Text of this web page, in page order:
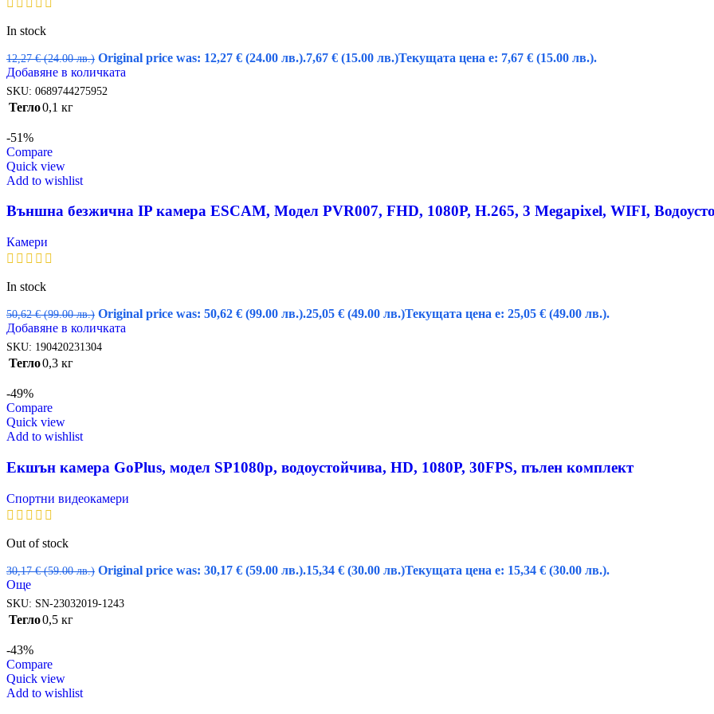
In stock
12,27€ (24.00 лв.) Original price was: 12,27 € (24.00 лв.).7,67 € (15.00 лв.)Текущата цена е: 7,67 € (15.00 лв.).
Добавяне в количката
SKU: 0689744275952
Тегло0,1 кг
-51%
Compare
Quick view
Add to wishlist
Външна безжична IP камера ESCAM, Модел PVR007, FHD, 1080P, H.265, 3 Megapixel, WIFI,
Камери
In stock
50,62€ (99.00 лв.) Original price was: 50,62 € (99.00 лв.).25,05 € (49.00 лв.)Текущата цена е: 25,05 € (49.00 лв.).
Добавяне в количката
SKU: 190420231304
Тегло0,3 кг
-49%
Compare
Quick view
Add to wishlist
Екшън камера GoPlus, модел SP1080p, водоустойчива, HD, 1080P, 30FPS, пълен комплект
Спортни видеокамери
Out of stock
30,17€ (59.00 лв.) Original price was: 30,17 € (59.00 лв.).15,34 € (30.00 лв.)Текущата цена е: 15,34 € (30.00 лв.).
Още
SKU: SN-23032019-1243
Тегло0,5 кг
-43%
Compare
Quick view
Add to wishlist